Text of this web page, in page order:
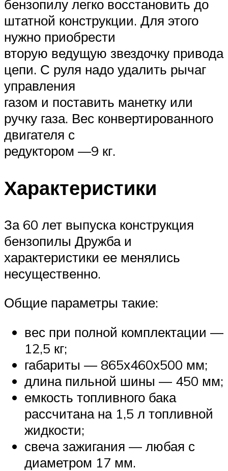
бензопилу легко восстановить до
штатной конструкции. Для этого
нужно приобрести
вторую ведущую звездочку привода
цепи. С руля надо удалить рычаг
управления
газом и поставить манетку или
ручку газа. Вес конвертированного
двигателя с
редуктором —9 кг.
Характеристики
За 60 лет выпуска конструкция
бензопилы Дружба и
характеристики ее менялись
несущественно.
Общие параметры такие:
вес при полной комплектации —
12,5 кг;
габариты — 865х460х500 мм;
длина пильной шины — 450 мм;
емкость топливного бака
рассчитана на 1,5 л топливной
жидкости;
свеча зажигания — любая с
диаметром 17 мм.